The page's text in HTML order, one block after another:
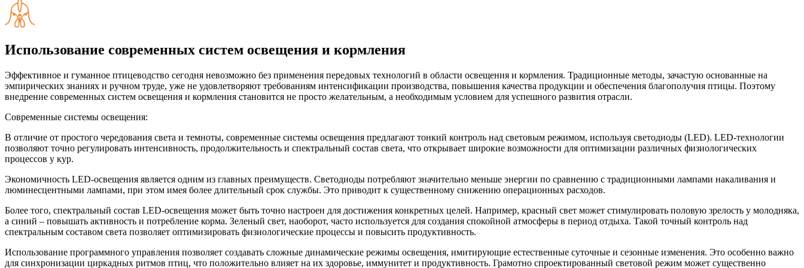
Использование современных систем освещения и кормления
Эффективное и гуманное птицеводство сегодня невозможно без применения передовых технологий в области освещения и кормления. Традиционные методы, зачастую основанные на
эмпирических знаниях и ручном труде, уже не удовлетворяют требованиям интенсификации производства, повышения качества продукции и обеспечения благополучия птицы. Поэтому
внедрение современных систем освещения и кормления становится не просто желательным, а необходимым условием для успешного развития отрасли.
Современные системы освещения:
В отличие от простого чередования света и темноты, современные системы освещения предлагают тонкий контроль над световым режимом, используя светодиоды (LED). LED-технологии
позволяют точно регулировать интенсивность, продолжительность и спектральный состав света, что открывает широкие возможности для оптимизации различных физиологических
процессов у кур.
Экономичность LED-освещения является одним из главных преимуществ. Светодиоды потребляют значительно меньше энергии по сравнению с традиционными лампами накаливания и
люминесцентными лампами, при этом имея более длительный срок службы. Это приводит к существенному снижению операционных расходов.
Более того, спектральный состав LED-освещения может быть точно настроен для достижения конкретных целей. Например, красный свет может стимулировать половую зрелость у молодняка,
а синий – повышать активность и потребление корма. Зеленый свет, наоборот, часто используется для создания спокойной атмосферы в период отдыха. Такой точный контроль над
спектральным составом света позволяет оптимизировать физиологические процессы и повысить продуктивность.
Использование программного управления позволяет создавать сложные динамические режимы освещения, имитирующие естественные суточные и сезонные изменения. Это особенно важно
для синхронизации циркадных ритмов птиц, что положительно влияет на их здоровье, иммунитет и продуктивность. Грамотно спроектированный световой режим может существенно